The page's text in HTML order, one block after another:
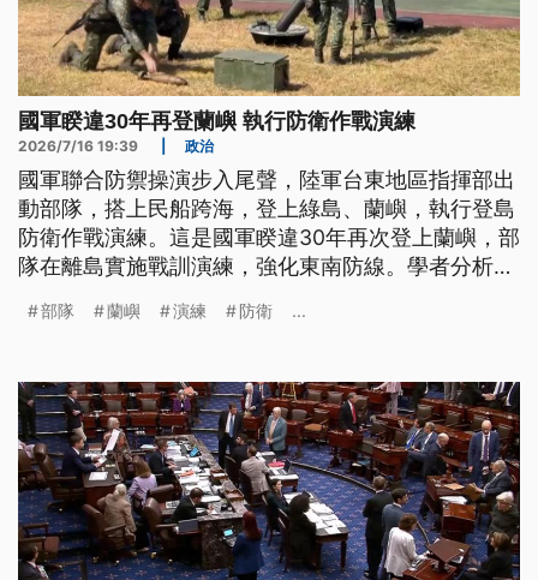
國軍睽違30年再登蘭嶼 執行防衛作戰演練
2026/7/16 19:39 政治
國軍聯合防禦操演步入尾聲，陸軍台東地區指揮部出
動部隊，搭上民船跨海，登上綠島、蘭嶼，執行登島
防衛作戰演練。這是國軍睽違30年再次登上蘭嶼，部
隊在離島實施戰訓演練，強化東南防線。學者分析，
犯本島的跳板。
部隊 蘭嶼 演練 防衛 ...